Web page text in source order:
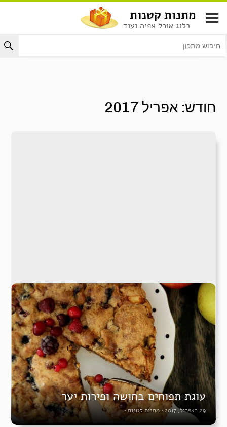
לתוכן
מתנות קטנות
בלוג אוכל אפיה ועוד
חודש: אפריל 2017
עוגת תפוחים בחושה ופירות יער
29 באפריל, 2017 •מתנות קטנות •